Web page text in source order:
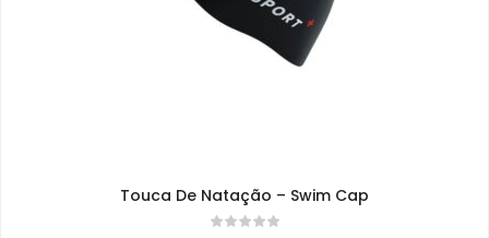
Touca De Natação – Swim Cap